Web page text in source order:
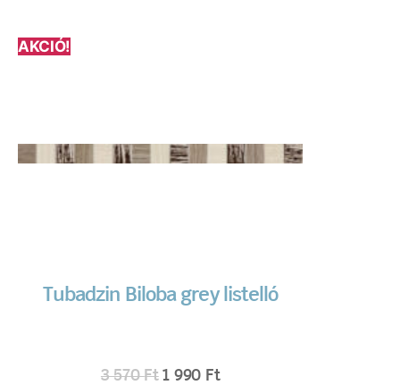
AKCIÓ!
Tubadzin Biloba grey listelló
3 570Ft 1 990 Ft